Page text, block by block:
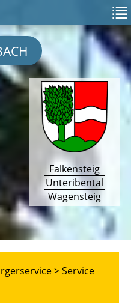
Falkensteig
Unteribental
Wagensteig
>Service